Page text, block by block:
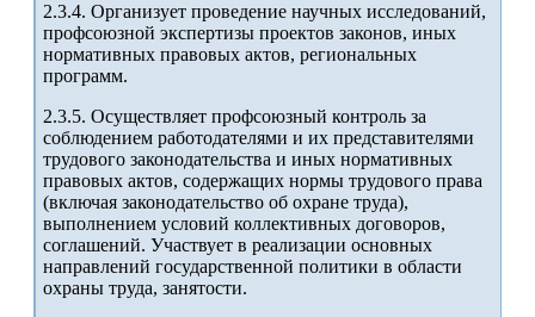
2.3.4. Организует проведение научных исследований,
профсоюзной экспертизы проектов законов, иных
нормативных правовых актов, региональных
программ.
2.3.5. Осуществляет профсоюзный контроль за
соблюдением работодателями и их представителями
трудового законодательства и иных нормативных
правовых актов, содержащих нормы трудового права
(включая законодательство об охране труда),
выполнением условий коллективных договоров,
соглашений. Участвует в реализации основных
направлений государственной политики в области
охраны труда, занятости.